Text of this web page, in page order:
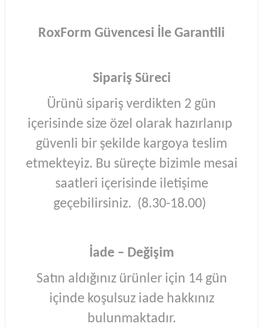
RoxForm Güvencesi İle Garantili
Sipariş Süreci
Ürünü sipariş verdikten 2 gün
içerisinde size özel olarak hazırlanıp
güvenli bir şekilde kargoya teslim
etmekteyiz. Bu süreçte bizimle mesai
saatleri içerisinde iletişime
geçebilirsiniz. (8.30-18.00)
İade – Değişim
Satın aldığınız ürünler için 14 gün
içinde koşulsuz iade hakkınız
bulunmaktadır.